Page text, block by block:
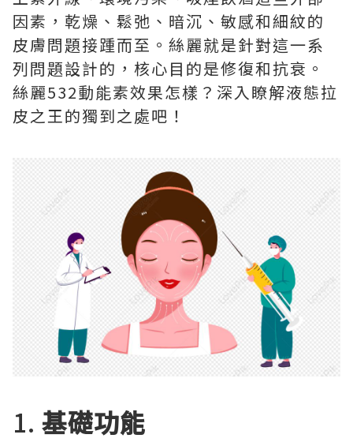
因素，乾燥、鬆弛、暗沉、敏感和細紋的
皮膚問題接踵而至。絲麗就是針對這一系
列問題設計的，核心目的是修復和抗衰。
絲麗532動能素效果怎樣？深入瞭解液態拉
皮之王的獨到之處吧！
1. 基礎功能